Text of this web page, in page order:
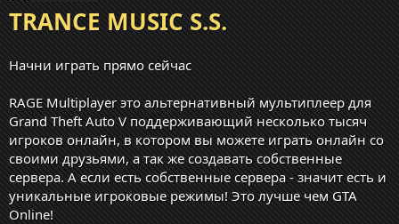
ц
и
и
:
TRANCE MUSIC S.S.
Начни играть прямо сейчас
RAGE Multiplayer это альтернативный мультиплеер для
Grand Theft Auto V поддерживающий несколько тысяч
игроков онлайн, в котором вы можете играть онлайн со
своими друзьями, а так же создавать собственные
сервера. А если есть собственные сервера - значит есть и
уникальные игроковые режимы! Это лучше чем GTA
Online!